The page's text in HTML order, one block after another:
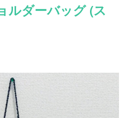
ルダーバッグ (ス